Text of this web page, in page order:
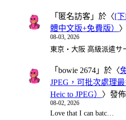
「 匿名訪客 」於〈[
體中文版+免費版）
08-03, 2026
東京・大阪 高級派遣
「 bowie 2674 」於〈
JPEG，可批次處理
Heic to JPEG） 〉發
08-02, 2026
Love that I can batc…